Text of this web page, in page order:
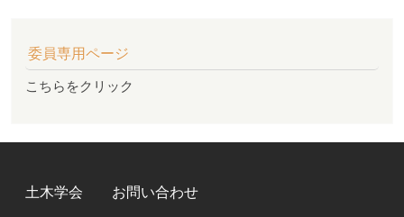
委員専用ページ
こちらをクリック
土木学会 お問い合わせ